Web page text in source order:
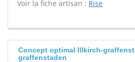
Voir la fiche artisan : Rise
Concept optimal Illkirch-
graffenstaden